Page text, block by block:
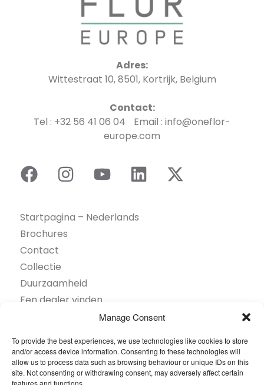
Manage Consent
To provide the best experiences, we use technologies like cookies to store
and/or access device information. Consenting to these technologies will
allow us to process data such as browsing behaviour or unique IDs on this
site. Not consenting or withdrawing consent, may adversely affect certain
features and functions.
Adres:
Wittestraat 10, 8501, Kortrijk, Belgium
Contact:
Tel : +32 56 41 06 04 Email : info@oneflor-
europe.com
Startpagina – Nederlands
Brochures
Contact
Collectie
Duurzaamheid
Een dealer vinden
Gereedschapskist
Over ons
Projecten Showcase
Sectoren